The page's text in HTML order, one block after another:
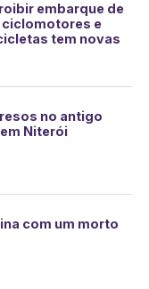
embarque de
e
tem novas
no antigo
Niterói
com um morto